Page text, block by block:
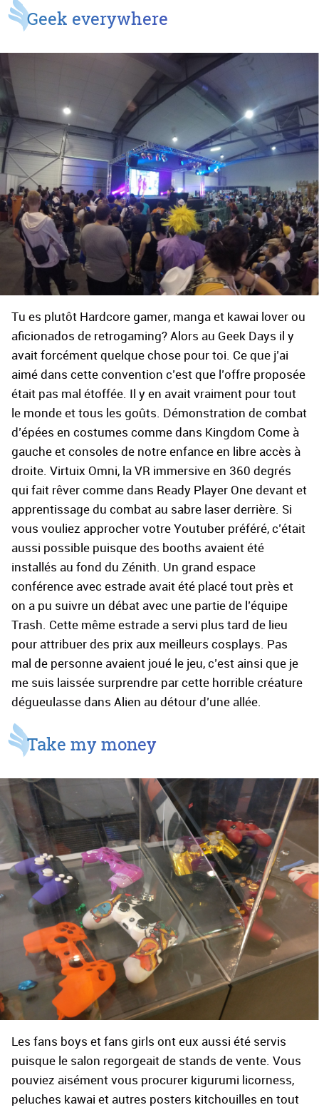
Geek everywhere
Tu es plutôt Hardcore gamer, manga et kawai lover ou
aficionados de retrogaming? Alors au Geek Days il y
avait forcément quelque chose pour toi. Ce que j’ai
aimé dans cette convention c’est que l’offre proposée
était pas mal étoffée. Il y en avait vraiment pour tout
le monde et tous les goûts. Démonstration de combat
d’épées en costumes comme dans Kingdom Come à
gauche et consoles de notre enfance en libre accès à
droite. Virtuix Omni, la VR immersive en 360 degrés
qui fait rêver comme dans Ready Player One devant et
apprentissage du combat au sabre laser derrière. Si
vous vouliez approcher votre Youtuber préféré, c’était
aussi possible puisque des booths avaient été
installés au fond du Zénith. Un grand espace
conférence avec estrade avait été placé tout près et
on a pu suivre un débat avec une partie de l’équipe
Trash. Cette même estrade a servi plus tard de lieu
pour attribuer des prix aux meilleurs cosplays. Pas
mal de personne avaient joué le jeu, c’est ainsi que je
me suis laissée surprendre par cette horrible créature
dégueulasse dans Alien au détour d’une allée.
Take my money
Les fans boys et fans girls ont eux aussi été servis
puisque le salon regorgeait de stands de vente. Vous
pouviez aisément vous procurer kigurumi licorness,
peluches kawai et autres posters kitchouilles en tout